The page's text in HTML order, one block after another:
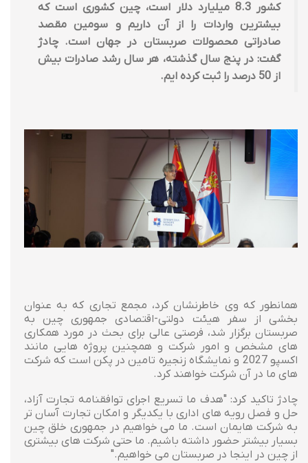
کشور 8.3 میلیارد دلار است، چین کشوری است که
بیشترین واردات را از آن داریم و سومین مقصد
صادراتی محصولات صربستان در جهان است. چادژ
گفت: در پنج سال گذشته، هر سال رشد صادرات بیش
از 50 درصد را ثبت کرده ایم.
همانطور که وی خاطرنشان کرد، مجمع تجاری که به عنوان
بخشی از سفر هیئت دولتی-اقتصادی جمهوری چین به
صربستان برگزار شد، فرصتی عالی برای بحث در مورد همکاری
های مشخص و امور شرکت و همچنین پروژه هایی مانند
اکسپو 2027 و نمایشگاه زنجیره تامین در پکن است که شرکت
های ما در آن شرکت خواهند کرد.
چادژ تاکید کرد: "هدف ما تسریع اجرای توافقنامه تجارت آزاد،
حل و فصل رویه های اداری با یکدیگر و امکان تجارت آسان تر
به شرکت هایمان است. ما می خواهیم در جمهوری خلق چین
بسیار بیشتر حضور داشته باشیم. ما حتی شرکت های بیشتری
از چین در اینجا در صربستان می خواهیم."